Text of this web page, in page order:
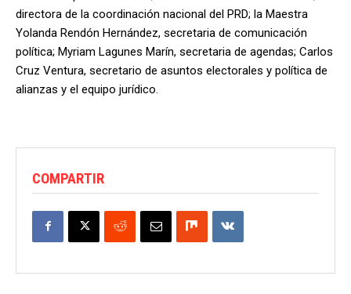
directora de la coordinación nacional del PRD; la Maestra
Yolanda Rendón Hernández, secretaria de comunicación
política; Myriam Lagunes Marín, secretaria de agendas; Carlos
Cruz Ventura, secretario de asuntos electorales y política de
alianzas y el equipo jurídico.
COMPARTIR